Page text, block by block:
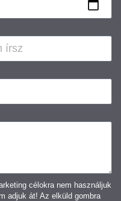
célokra nem használjuk
adjuk át! Az elküld gombra